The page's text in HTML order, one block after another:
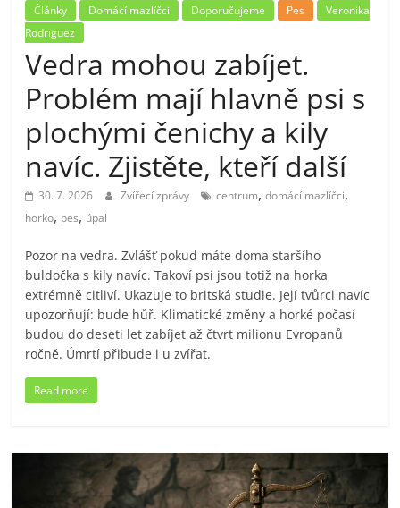
Články Domácí mazlíčci Doporučujeme Pes
Veronika
Rodriguez
Vedra mohou zabíjet.
Problém mají hlavně psi s
plochými čenichy a kily
navíc. Zjistěte, kteří další
30. 7. 2026 Zvířecí zprávy centrum,domácí mazlíčci,
horko, pes, úpal
Pozor na vedra. Zvlášť pokud máte doma staršího
buldočka s kily navíc. Takoví psi jsou totiž na horka
extrémně citliví. Ukazuje to britská studie. Její tvůrci navíc
upozorňují: bude hůř. Klimatické změny a horké počasí
budou do deseti let zabíjet až čtvrt milionu Evropanů
ročně. Úmrtí přibude i u zvířat.
Read more